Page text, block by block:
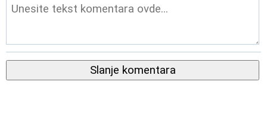
Slanje komentara